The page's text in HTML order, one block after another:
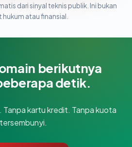
dari sinyal teknis publik. Ini bukan
hukum atau finansial.
berikutnya
detik.
kartu kredit. Tanpa kuota
tersembunyi.